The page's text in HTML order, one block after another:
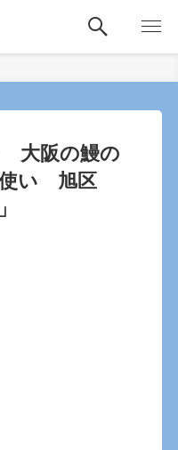
大阪の鰻の
使い 旭区